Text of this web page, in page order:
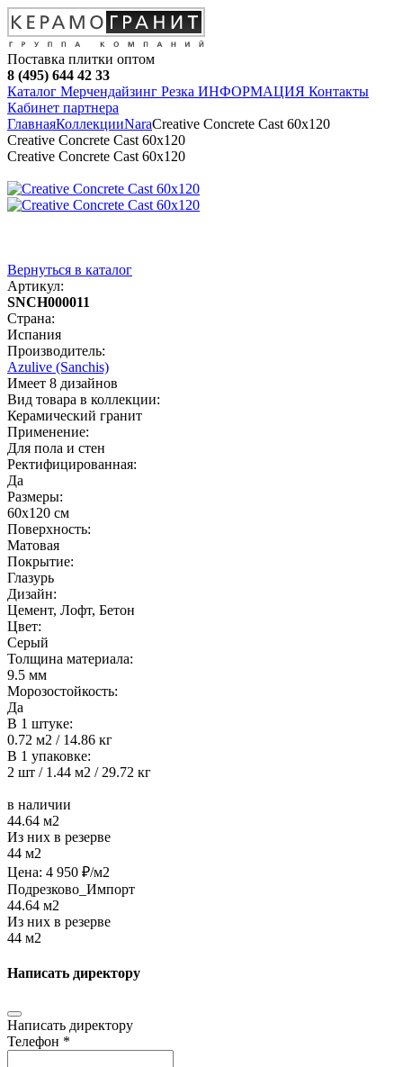
Поставка плитки оптом
8 (495) 644 42 33
Каталог Мерчендайзинг Резка ИНФОРМАЦИЯ Контакты
Кабинет партнера
ГлавнаяКоллекцииNaraCreative Сoncrete Сast 60х120
Creative Сoncrete Сast 60х120
Creative Сoncrete Сast 60х120
Вернуться в каталог
Артикул:
SNCH000011
Страна:
Испания
Производитель:
Azulive (Sanchis)
Имеет 8 дизайнов
Вид товара в коллекции:
Керамический гранит
Применение:
Для пола и стен
Ректифицированная:
Да
Размеры:
60х120 см
Поверхность:
Матовая
Покрытие:
Глазурь
Дизайн:
Цемент, Лофт, Бетон
Цвет:
Серый
Толщина материала:
9.5 мм
Морозостойкость:
Да
В 1 штуке:
0.72 м2 / 14.86 кг
В 1 упаковке:
2 шт / 1.44 м2 / 29.72 кг
в наличии
44.64 м2
Из них в резерве
44 м2
Цена: 4 950 ₽/м2
Подрезково_Импорт
44.64 м2
Из них в резерве
44 м2
Написать директору
Написать директору
Телефон *